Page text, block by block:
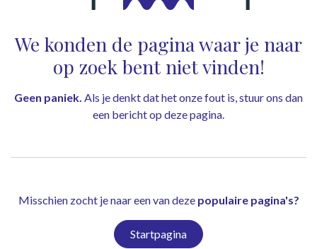
Fout 404
We konden de pagina waar je naar
op zoek bent niet vinden!
Geen paniek. Als je denkt dat het onze fout is, stuur ons dan
een bericht op deze pagina.
Misschien zocht je naar een van deze populaire pagina's?
Startpagina